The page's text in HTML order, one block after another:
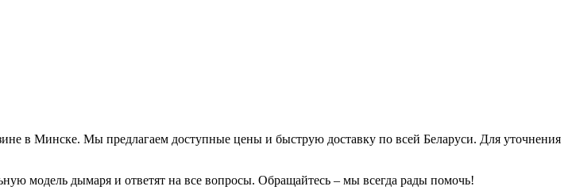
в Минске. Мы предлагаем доступные цены и быструю доставку по всей Беларуси. Для уточнения
модель дымаря и ответят на все вопросы. Обращайтесь – мы всегда рады помочь!